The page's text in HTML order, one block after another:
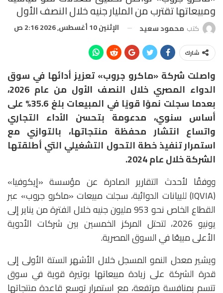
ومبيعاتها تقترب من المليار جنيه خلال النصف الأول
كتب محمود سعيد الإثنين 10 أغسطس, 2026 2:16 ص
شارك
واصلت شركة «ماكرو جروب» تعزيز أدائها في سوق
الدواء المصري خلال النصف الأول من عام 2026،
بعدما سجلت نموًا قويًا في المبيعات بلغ 35.6% على
أساس سنوي، مدعومة بتحسن الأداء التجاري
واتساع انتشار محفظة منتجاتها، بالتوازي مع
استمرار تنفيذ خطة التحول التشغيلي التي أطلقتها
الشركة خلال عام 2024.
ووفقًا لأحدث التقارير الصادرة عن مؤسسة «إيكوفيا»
(IQVIA) للبيانات الدوائية، سجلت مبيعات «ماكرو جروب» عبر
القطاع الخاص نحو 953 مليون جنيه خلال الفترة من يناير إلى
يونيو 2026، لتحتل المركز الخمسين بين شركات الأدوية
الأعلى مبيعًا في السوق المصرية.
ويشير معدل النمو المسجل خلال الأشهر الستة الأولى إلى
قدرة الشركة على زيادة مبيعاتها بوتيرة قوية في سوق
تتسم بمنافسة مرتفعة، مع استمرار توسع قاعدة منتجاتها